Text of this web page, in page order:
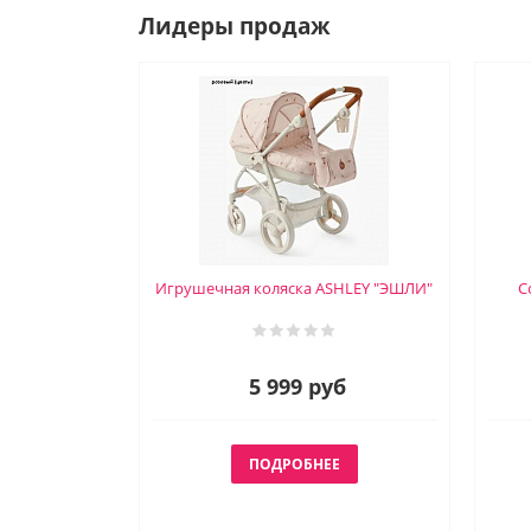
Лидеры продаж
Игрушечная коляска ASHLEY "ЭШЛИ"
5 999 руб
ПОДРОБНЕЕ